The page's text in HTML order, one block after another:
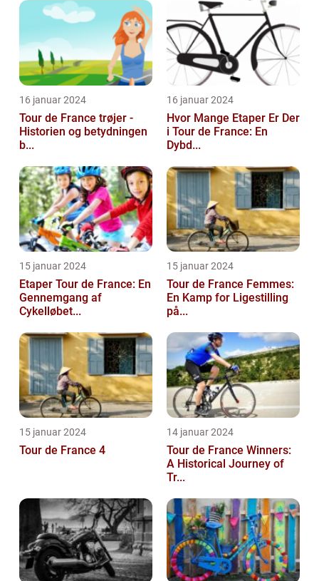
16 januar 2024
Tour de France trøjer -
Historien og betydningen
b...
16 januar 2024
Hvor Mange Etaper Er Der
i Tour de France: En
Dybd...
15 januar 2024
Etaper Tour de France: En
Gennemgang af
Cykelløbet...
15 januar 2024
Tour de France Femmes:
En Kamp for Ligestilling
på...
15 januar 2024
Tour de France 4
14 januar 2024
Tour de France Winners:
A Historical Journey of
Tr...